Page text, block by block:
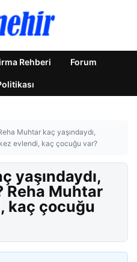
Rehberi Forum
Muhtar kaç yaşındaydı,
evlendi, kaç çocuğu var?
yaşındaydı,
Reha Muhtar
kaç çocuğu